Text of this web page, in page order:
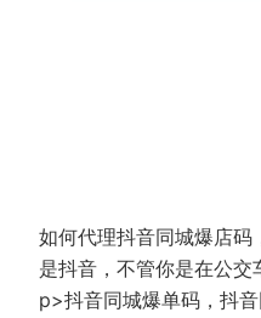
如何代理抖音同城爆店
是抖音，不管你是在公
p>抖音同城爆单码，抖